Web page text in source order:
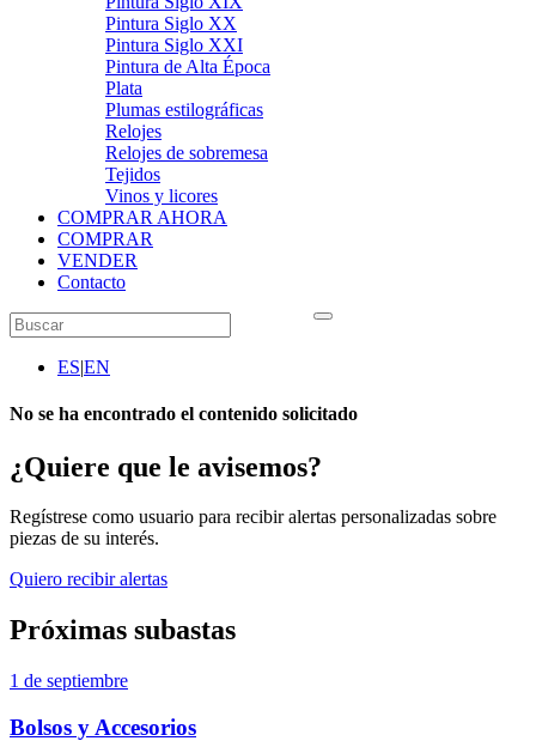
Pintura Siglo XX
Pintura Siglo XXI
Pintura de Alta Época
Plata
Plumas estilográficas
Relojes
Relojes de sobremesa
Tejidos
Vinos y licores
COMPRAR AHORA
COMPRAR
VENDER
Contacto
ES|EN
No se ha encontrado el contenido solicitado
¿Quiere que le avisemos?
Regístrese como usuario para recibir alertas personalizadas sobre
piezas de su interés.
Quiero recibir alertas
Próximas subastas
1 de septiembre
Bolsos y Accesorios